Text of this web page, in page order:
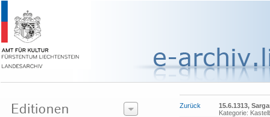
Zurück
15.6.1313,
Kategorie: